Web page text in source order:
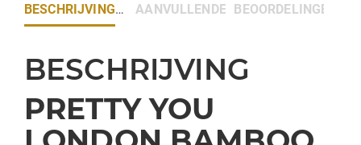
BESCHRIJVING AANVULLENDE INFORMATIE
BEOORDELINGEN (0)
BESCHRIJVING
PRETTY YOU